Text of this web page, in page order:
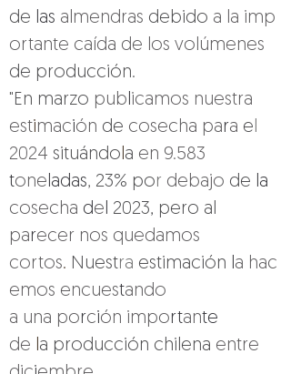
de las almendras debido a la imp
ortante caída de los volúmenes
de producción.
"En marzo publicamos nuestra
estimación de cosecha para el
2024 situándola en 9.583
toneladas, 23% por debajo de la
cosecha del 2023, pero al
parecer nos quedamos
cortos. Nuestra estimación la hac
emos encuestando
a una porción importante
de la producción chilena entre